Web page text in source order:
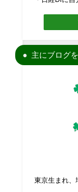
主にブログ
東京生まれ、